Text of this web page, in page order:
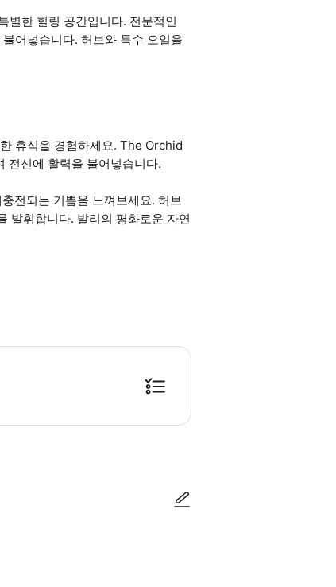
별한 힐링 공간입니다. 전문적인
어넣습니다. 허브와 특수 오일을
휴식을 경험하세요. The Orchid
전신에 활력을 불어넣습니다.
전되는 기쁨을 느껴보세요. 허브
발휘합니다. 발리의 평화로운 자연
📌이용 시간 15분 전 까지 스파샵에 도착해 주셔야 합니다 👶🏻